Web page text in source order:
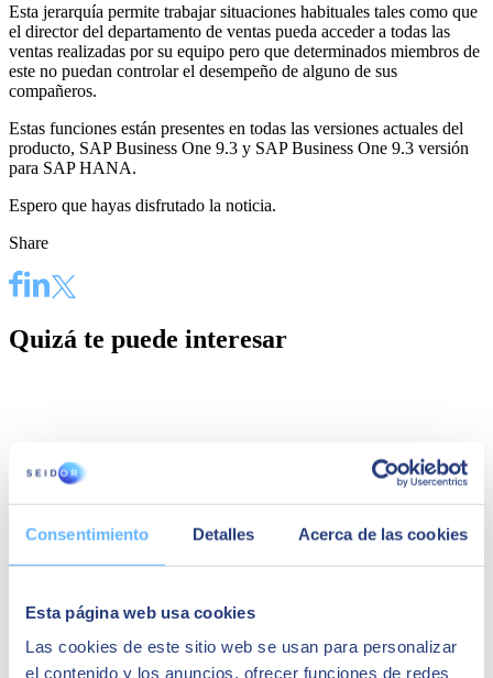
Consentimiento Detalles Acerca de las cookies
Esta página web usa cookies
Las cookies de este sitio web se usan para personalizar
el contenido y los anuncios, ofrecer funciones de redes
Esta jerarquía permite trabajar situaciones habituales tales como que
el director del departamento de ventas pueda acceder a todas las
ventas realizadas por su equipo pero que determinados miembros de
este no puedan controlar el desempeño de alguno de sus
compañeros.
Estas funciones están presentes en todas las versiones actuales del
producto, SAP Business One 9.3 y SAP Business One 9.3 versión
para SAP HANA.
Espero que hayas disfrutado la noticia.
Share
Quizá te puede interesar